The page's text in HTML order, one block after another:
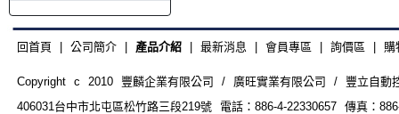
回首頁 公司簡介| 產品介紹| 最新消息 會員專區 詢價區 購
Copyright c 2010 豐麟企業有限公司 / 廣旺實業有限公司 / 豐立自動
406031台中市北屯區松竹路三段219號 電話：886-4-22330657 傳真：